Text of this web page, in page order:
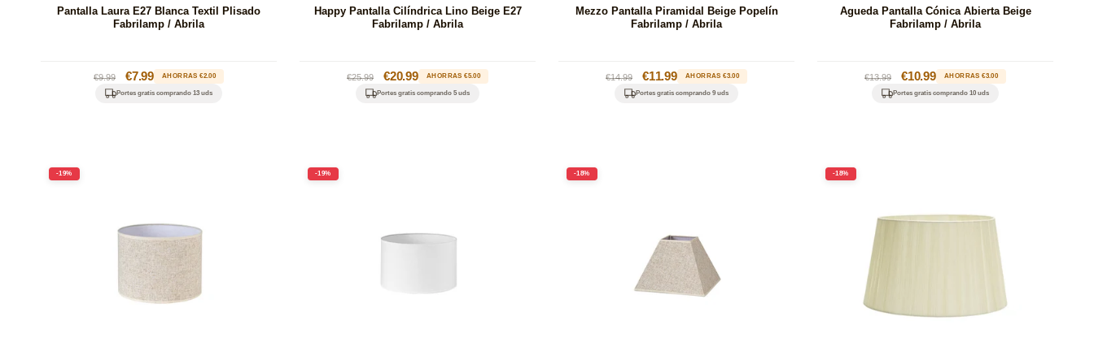
Pantalla Laura E27 Blanca Textil Plisado
Fabrilamp / Abrila
Precio
habitual
€9.99
Precio
oferta
€7.99 AHORRAS €2.00
Portes gratis comprando 13 uds
Happy Pantalla Cilíndrica Lino Beige E27
Fabrilamp / Abrila
Precio
habitual
€25.99
Precio
oferta
€20.99 AHORRAS €5.00
Portes gratis comprando 5 uds
Mezzo Pantalla Piramidal Beige Popelín
Fabrilamp / Abrila
Precio
habitual
€14.99
Precio
oferta
€11.99 AHORRAS €3.00
Portes gratis comprando 9 uds
Agueda Pantalla Cónica Abierta Beige
Fabrilamp / Abrila
Precio
habitual
€13.99
Precio
oferta
€10.99 AHORRAS €3.00
Portes gratis comprando 10 uds
-19% -19% -18% -18%